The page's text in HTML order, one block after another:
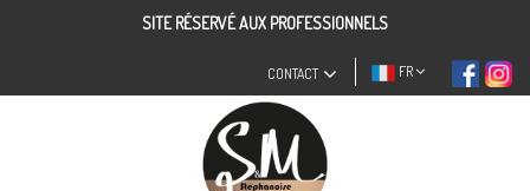
SITE RÉSERVÉ AUX PROFESSIONNELS
FR
CONTACT